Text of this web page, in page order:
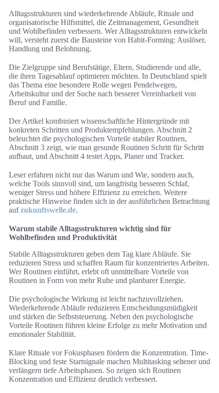
Alltagsstrukturen sind wiederkehrende Abläufe, Rituale und
organisatorische Hilfsmittel, die Zeitmanagement, Gesundheit
und Wohlbefinden verbessern. Wer Alltagsstrukturen entwickeln
will, versteht zuerst die Bausteine von Habit-Forming: Auslöser,
Handlung und Belohnung.
Die Zielgruppe sind Berufstätige, Eltern, Studierende und alle,
die ihren Tagesablauf optimieren möchten. In Deutschland spielt
das Thema eine besondere Rolle wegen Pendelwegen,
Arbeitskultur und der Suche nach besserer Vereinbarkeit von
Beruf und Familie.
Der Artikel kombiniert wissenschaftliche Hintergründe mit
konkreten Schritten und Produktempfehlungen. Abschnitt 2
beleuchtet die psychologischen Vorteile stabiler Routinen,
Abschnitt 3 zeigt, wie man gesunde Routinen Schritt für Schritt
aufbaut, und Abschnitt 4 testet Apps, Planer und Tracker.
Leser erfahren nicht nur das Warum und Wie, sondern auch,
welche Tools sinnvoll sind, um langfristig besseren Schlaf,
weniger Stress und höhere Effizienz zu erreichen. Weitere
praktische Hinweise finden sich in der ausführlichen Betrachtung
aufzukunftswelle.de.
Warum stabile Alltagsstrukturen wichtig sind für
Wohlbefinden und Produktivität
Stabile Alltagsstrukturen geben dem Tag klare Abläufe. Sie
reduzieren Stress und schaffen Raum für konzentriertes Arbeiten.
Wer Routinen einführt, erlebt oft unmittelbare Vorteile von
Routinen in Form von mehr Ruhe und planbarer Energie.
Die psychologische Wirkung ist leicht nachzuvollziehen.
Wiederkehrende Abläufe reduzieren Entscheidungsmüdigkeit
und stärken die Selbststeuerung. Neben den psychologische
Vorteile Routinen führen kleine Erfolge zu mehr Motivation und
emotionaler Stabilität.
Klare Rituale vor Fokusphasen fördern die Konzentration. Time-
Blocking und feste Startsignale machen Multitasking seltener und
verlängern tiefe Arbeitsphasen. So zeigen sich Routinen
Konzentration und Effizienz deutlich verbessert.